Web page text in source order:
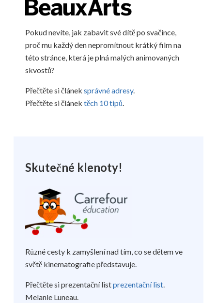
Pokud nevíte, jak zabavit své dítě po svačince,
proč mu každý den nepromítnout krátký film na
této stránce, která je plná malých animovaných
skvostů?
Přečtěte si článek správné adresy.
Přečtěte si článek těch 10 tipů.
Skutečné klenoty!
Různé cesty k zamyšlení nad tím, co se dětem ve
světě kinematografie představuje.
Přečtěte si prezentační listprezentační list.
Melanie Luneau.